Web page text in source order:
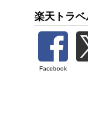
楽天トラ
Facebook